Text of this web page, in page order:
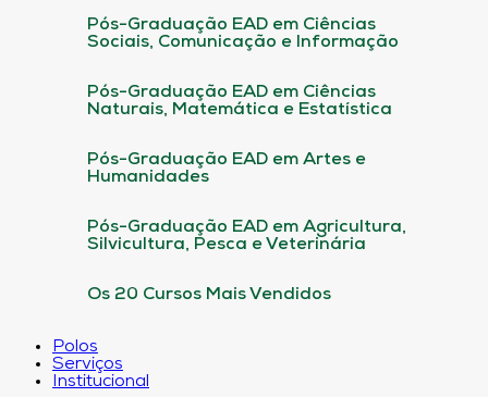
Pós-Graduação EAD em Ciências
Sociais, Comunicação e Informação
Pós-Graduação EAD em Ciências
Naturais, Matemática e Estatística
Pós-Graduação EAD em Artes e
Humanidades
Pós-Graduação EAD em Agricultura,
Silvicultura, Pesca e Veterinária
Os 20 Cursos Mais Vendidos
Polos
Serviços
Institucional